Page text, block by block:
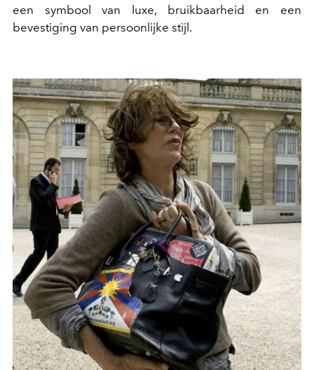
een symbool van luxe, bruikbaarheid en een
bevestiging van persoonlijke stijl.